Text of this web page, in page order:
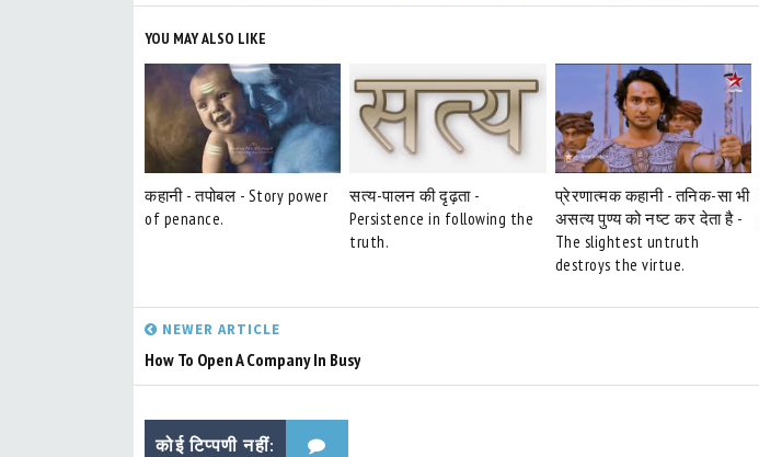
YOU MAY ALSO LIKE
कहानी - तपोबल - Story power
of penance.
सत्य-पालन की दृढ़ता -
Persistence in following the
truth.
प्रेरणात्मक कहानी - तनिक-सा भी
असत्य पुण्य को नष्ट कर देता है -
The slightest untruth
destroys the virtue.
NEWER ARTICLE
How To Open A Company In Busy
कोई टिप्पणी नहीं: